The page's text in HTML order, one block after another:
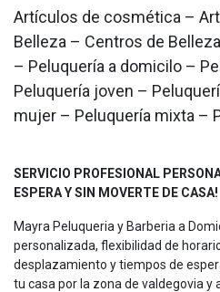
Artículos de cosmética –
Belleza – Centros de
– Peluquería a domicilo –
Peluquería joven –
mujer – Peluquería mixta –
SERVICIO PROFESIONAL
ESPERA Y SIN MOVERTE DE CASA!
Mayra Peluqueria y Barberia a
personalizada, flexibilidad de
desplazamiento y tiempos de
tu casa por la zona de valdegovia y